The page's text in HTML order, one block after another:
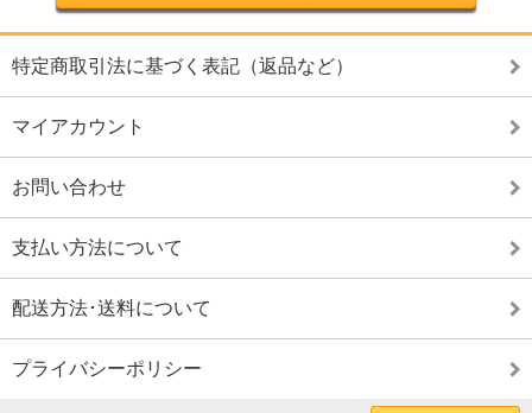
特定商取引法に基づく表記（返品など）
マイアカウント
お問い合わせ
支払い方法について
配送方法･送料について
プライバシーポリシー